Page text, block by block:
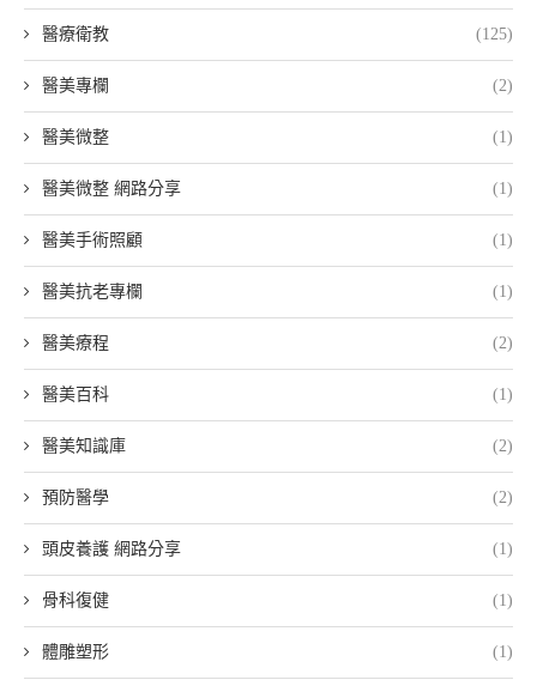
醫療衛教 (125)
醫美專欄 (2)
醫美微整 (1)
醫美微整 網路分享 (1)
醫美手術照顧 (1)
醫美抗老專欄 (1)
醫美療程 (2)
醫美百科 (1)
醫美知識庫 (2)
預防醫學 (2)
頭皮養護 網路分享 (1)
骨科復健 (1)
體雕塑形 (1)